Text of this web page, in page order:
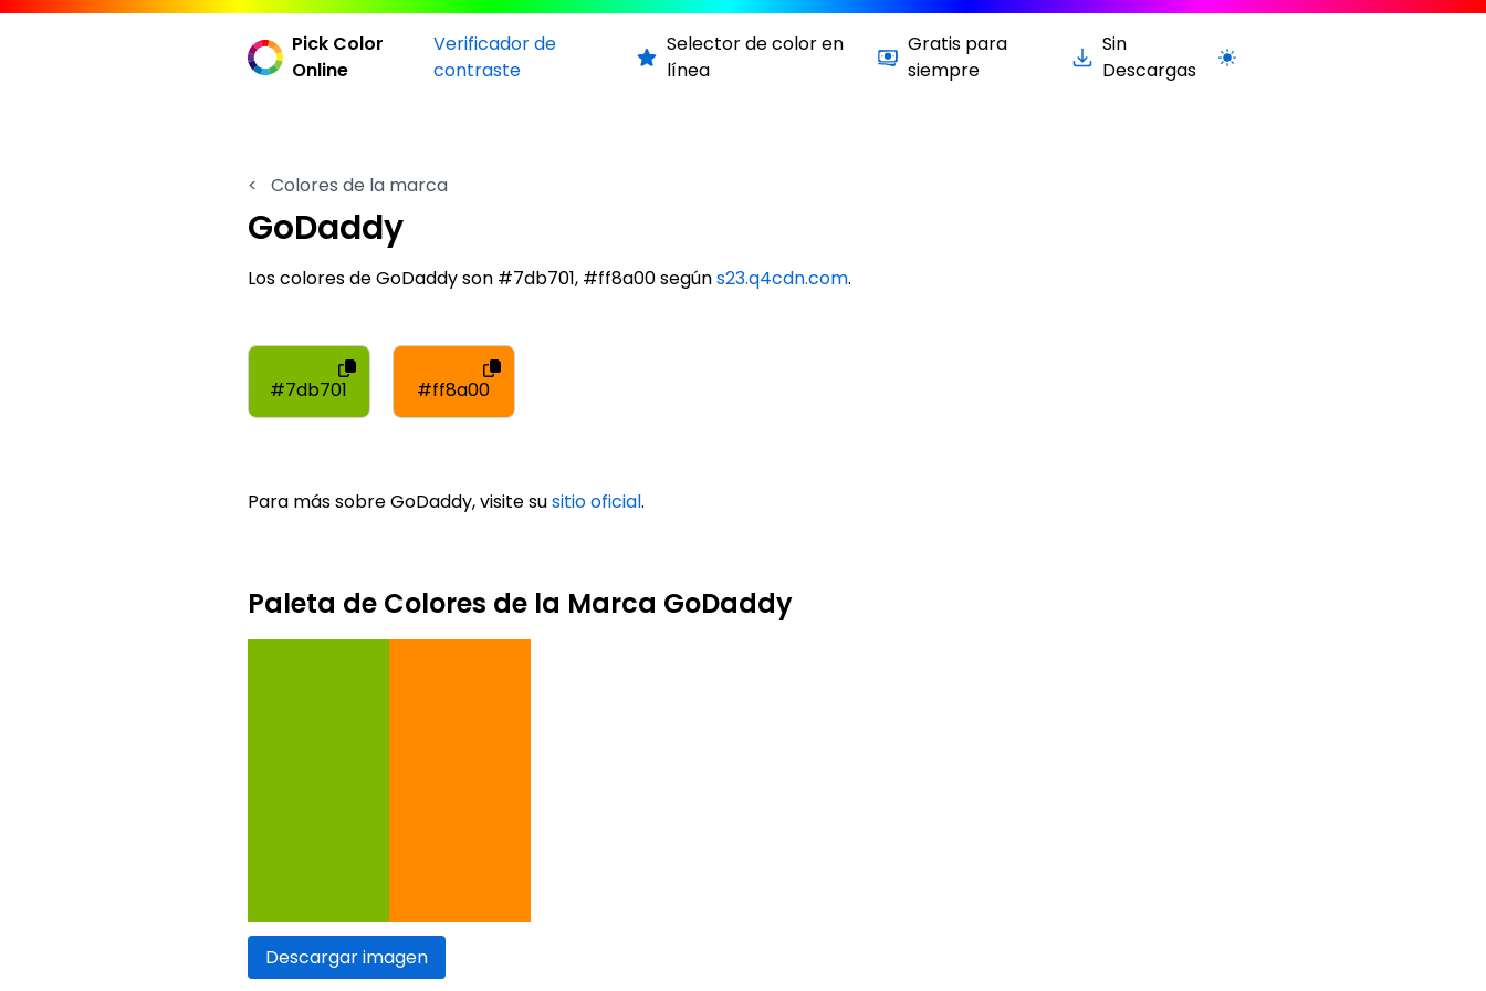
Pick Color
Online
Verificador de
contraste
Selector de color en
línea
Gratis para
siempre
Sin
Descargas
Cambiar a la versión clara / oscura
< Colores de la marca
GoDaddy
Los colores de GoDaddy son #7db701, #ff8a00 segúns23.q4cdn.com.
#7db701 #ff8a00
Para más sobre GoDaddy, visite susitio oficial.
Paleta de Colores de la Marca GoDaddy
Descargar imagen